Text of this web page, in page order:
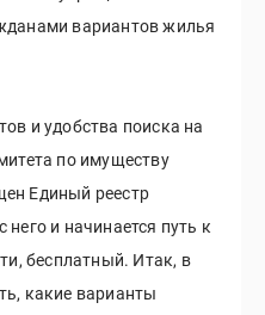
вариантов жилья
и удобства поиска на
по имуществу
Единый реестр
и начинается путь к
бесплатный. Итак, в
какие варианты